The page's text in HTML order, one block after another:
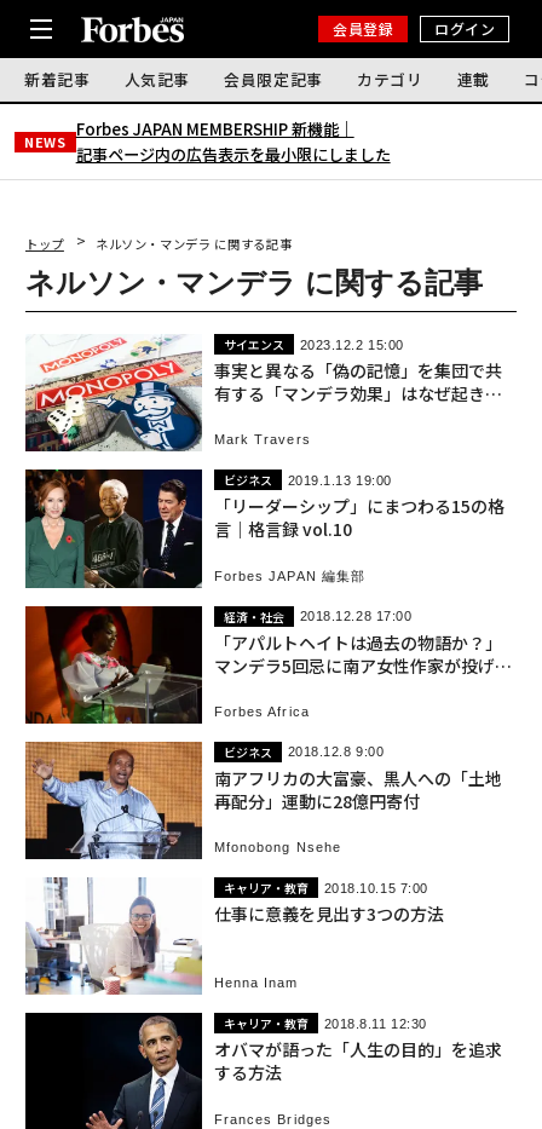
会員登録 ログイン
新着記事 人気記事 会員限定記事 カテゴリ 連載
NEWS
Forbes JAPAN MEMBERSHIP 新機能｜
記事ページ内の広告表示を最小限にしました
トップ ネルソン・マンデラ に関する記事
ネルソン・マンデラ に関する記事
サイエンス 2023.12.2 15:00
事実と異なる「偽の記憶」を集団で共
有する「マンデラ効果」はなぜ起き
Mark Travers
ビジネス 2019.1.13 19:00
「リーダーシップ」にまつわる15の格
言｜格言録 vol.10
Forbes JAPAN 編集部
経済・社会 2018.12.28 17:00
「アパルトヘイトは過去の物語か？」
マンデラ5回忌に南ア女性作家が投げた
Forbes Africa
ビジネス 2018.12.8 9:00
南アフリカの大富豪、黒人への「土地
再配分」運動に28億円寄付
Mfonobong Nsehe
キャリア・教育 2018.10.15 7:00
仕事に意義を見出す3つの方法
Henna Inam
キャリア・教育 2018.8.11 12:30
オバマが語った「人生の目的」を追求
する方法
Frances Bridges